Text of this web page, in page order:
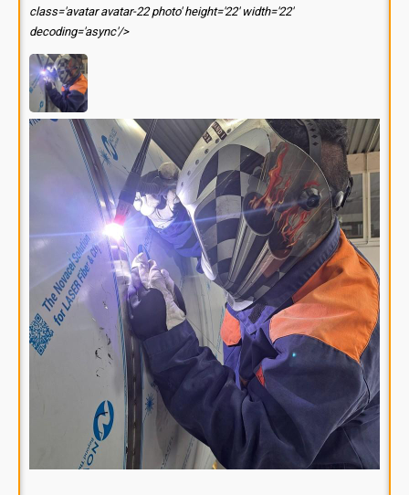
class='avatar avatar-22 photo' height='22' width='22'
decoding='async'/>